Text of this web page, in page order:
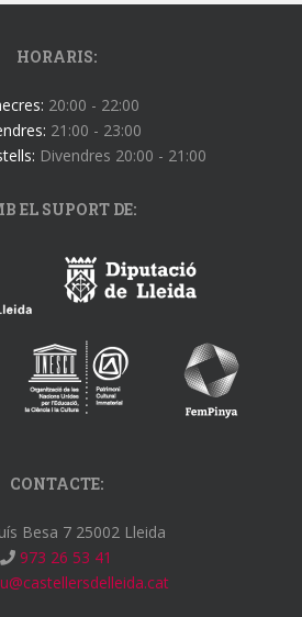
HORARIS:
20:00 - 22:00
21:00 - 23:00
Divendres 20:00 - 21:00
EL SUPORT DE:
CONTACTE:
Besa 7 25002 Lleida
973 26 53 41